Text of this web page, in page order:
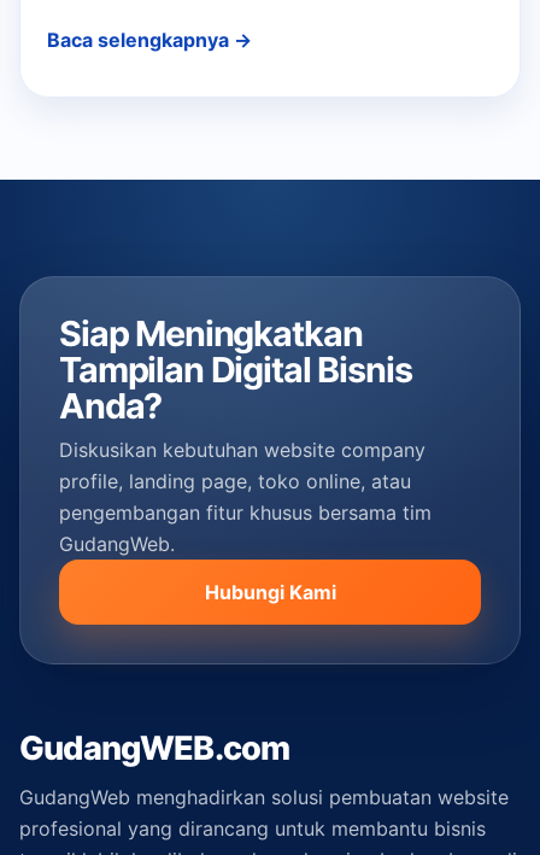
Baca selengkapnya →
Siap Meningkatkan
Tampilan Digital Bisnis
Anda?
Diskusikan kebutuhan website company
profile, landing page, toko online, atau
pengembangan fitur khusus bersama tim
GudangWeb.
Hubungi Kami
GudangWEB.com
GudangWeb menghadirkan solusi pembuatan website
profesional yang dirancang untuk membantu bisnis